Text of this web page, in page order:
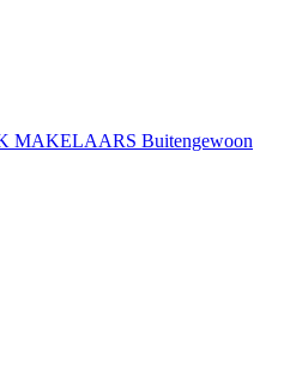
MAKELAARS Buitengewoon